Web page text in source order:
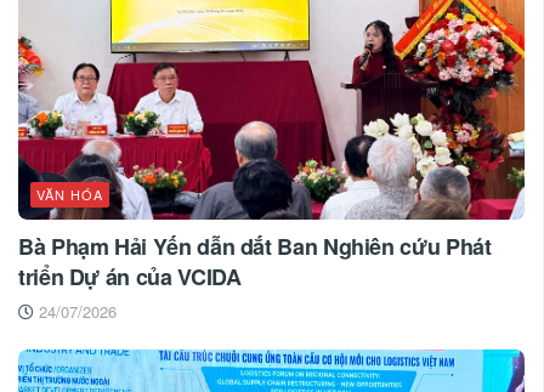
VĂN HÓA
Bà Phạm Hải Yến dẫn dắt Ban Nghiên cứu Phát
triển Dự án của VCIDA
24/07/2026